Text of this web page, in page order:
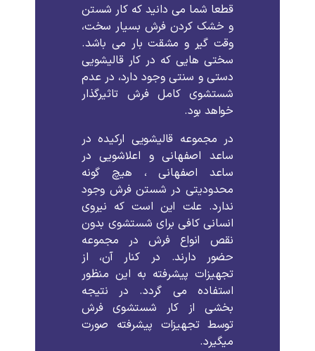
قطعا شما می دانید که کار شستن
و خشک کردن فرش بسیار سخت،
وقت گیر و مشقت بار می باشد.
سختی هایی که در کار قالیشویی
دستی و سنتی وجود دارد، در عدم
شستشوی کامل فرش تاثیرگذار
خواهد بود.
در مجموعه قالیشویی ارکیده در
ساعد اصفهانی و اعلاشویی در
ساعد اصفهانی
، هیچ
گونه
محدودیتی در شستن فرش وجود
ندارد.علت این است که نیروی
انسانی کافی برای شستشوی بدون
نقص
انواع فرش در
مجموعه
حضور
دارند. در کنار آن،
از
تجهیزات پیشرفته به این منظور
استفاده
می گردد. در
نتیجه
بخشی
از کار شستشوی فرش
توسط تجهیزات پیشرفته صورت
میگیرد.